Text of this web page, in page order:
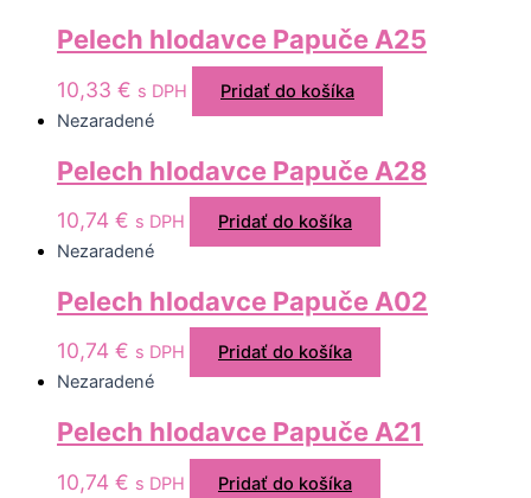
Pelech hlodavce Papuče A25
10,33 € s DPH
Pridať do košíka
Nezaradené
Pelech hlodavce Papuče A28
10,74 € s DPH
Pridať do košíka
Nezaradené
Pelech hlodavce Papuče A02
10,74 € s DPH
Pridať do košíka
Nezaradené
Pelech hlodavce Papuče A21
10,74 € s DPH Pridať do košíka